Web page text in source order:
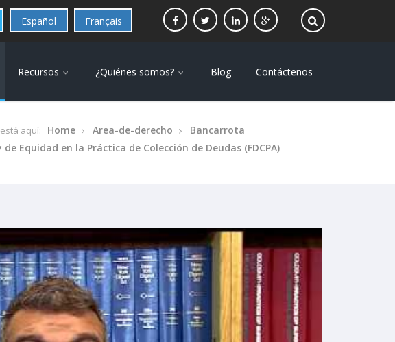
Español Français
Recursos ¿Quiénes somos? Blog Contáctenos
aquí: Home Area-de-derecho
Bancarrota
de Equidad en la Práctica de Colección de Deudas (FDCPA)